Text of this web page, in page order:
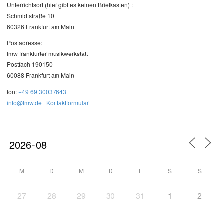
Unterrichtsort (hier gibt es keinen Briefkasten) :
Schmidtstraße 10
60326 Frankfurt am Main
Postadresse:
fmw frankfurter musikwerkstatt
Postfach 190150
60088 Frankfurt am Main
fon:+49 69 30037643
info@fmw.de | Kontaktformular
M D M D F S S
27 28 29 30 31 1 2